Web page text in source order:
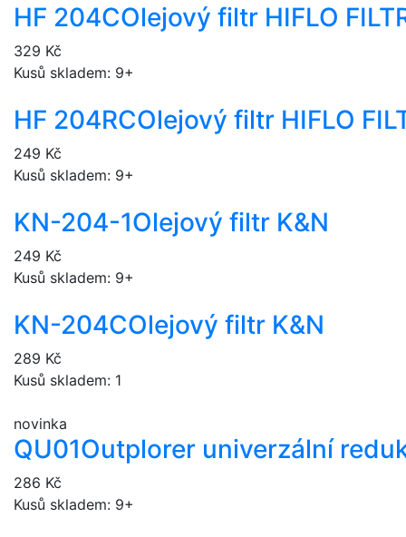
HF 204COlejový filtr HIFLO
329 Kč
Kusů skladem: 9+
HF 204RCOlejový filtr HIFLO
249 Kč
Kusů skladem: 9+
KN-204-1Olejový filtr K&N
249 Kč
Kusů skladem: 9+
KN-204COlejový filtr K&N
289 Kč
Kusů skladem: 1
novinka
QU01Outplorer univerzální
286 Kč
Kusů skladem: 9+